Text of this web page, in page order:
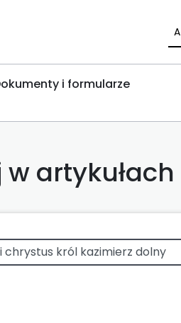
A
i formularze
artykułach